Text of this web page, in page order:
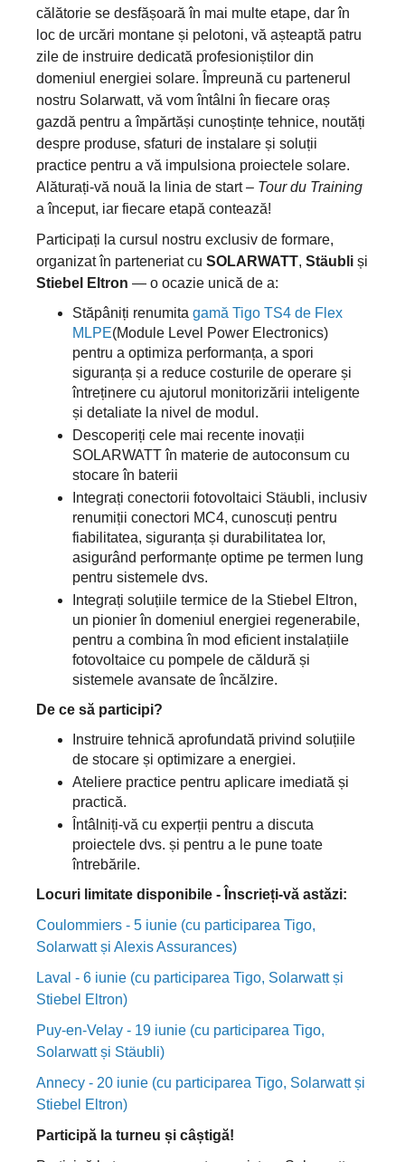
călătorie se desfășoară în mai multe etape, dar în
loc de urcări montane și pelotoni, vă așteaptă patru
zile de instruire dedicată profesioniștilor din
domeniul energiei solare. Împreună cu partenerul
nostru Solarwatt, vă vom întâlni în fiecare oraș
gazdă pentru a împărtăși cunoștințe tehnice, noutăți
despre produse, sfaturi de instalare și soluții
practice pentru a vă impulsiona proiectele solare.
Alăturați-vă nouă la linia de start – Tour du Training
a început, iar fiecare etapă contează!
Participați la cursul nostru exclusiv de formare,
organizat în parteneriat cu SOLARWATT, Stäubli și
Stiebel Eltron — o ocazie unică de a:
Stăpâniți renumita gamă Tigo TS4 de Flex
MLPE(Module Level Power Electronics)
pentru a optimiza performanța, a spori
siguranța și a reduce costurile de operare și
întreținere cu ajutorul monitorizării inteligente
și detaliate la nivel de modul.
Descoperiți cele mai recente inovații
SOLARWATT în materie de autoconsum cu
stocare în baterii
Integrați conectorii fotovoltaici Stäubli, inclusiv
renumiții conectori MC4, cunoscuți pentru
fiabilitatea, siguranța și durabilitatea lor,
asigurând performanțe optime pe termen lung
pentru sistemele dvs.
Integrați soluțiile termice de la Stiebel Eltron,
un pionier în domeniul energiei regenerabile,
pentru a combina în mod eficient instalațiile
fotovoltaice cu pompele de căldură și
sistemele avansate de încălzire.
De ce să participi?
Instruire tehnică aprofundată privind soluțiile
de stocare și optimizare a energiei.
Ateliere practice pentru aplicare imediată și
practică.
Întâlniți-vă cu experții pentru a discuta
proiectele dvs. și pentru a le pune toate
întrebările.
Locuri limitate disponibile - Înscrieți-vă astăzi:
Coulommiers - 5 iunie (cu participarea Tigo,
Solarwatt și Alexis Assurances)
Laval - 6 iunie (cu participarea Tigo, Solarwatt și
Stiebel Eltron)
Puy-en-Velay - 19 iunie (cu participarea Tigo,
Solarwatt și Stäubli)
Annecy - 20 iunie (cu participarea Tigo, Solarwatt și
Stiebel Eltron)
Participă la turneu și câștigă!